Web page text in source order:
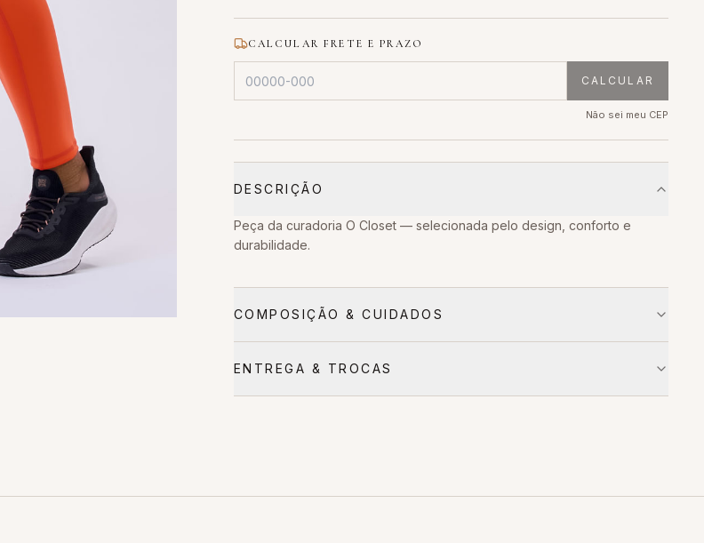
CALCULAR FRETE E PRAZO
CALCULAR
Não sei meu CEP
DESCRIÇÃO
Peça da curadoria O Closet — selecionada pelo design, conforto e
durabilidade.
COMPOSIÇÃO & CUIDADOS
ENTREGA & TROCAS